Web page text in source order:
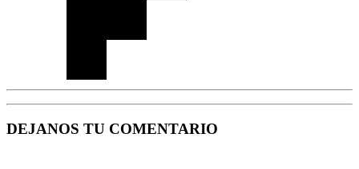
DEJANOS TU COMENTARIO